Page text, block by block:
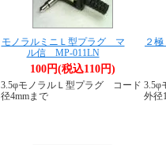
モノラルミニＬ型プラグ マ
ル信 MP-011LN
100円(税込110円)
3.5φモノラルＬ型プラグ コード
径4mmまで
２
3.5φ
外径